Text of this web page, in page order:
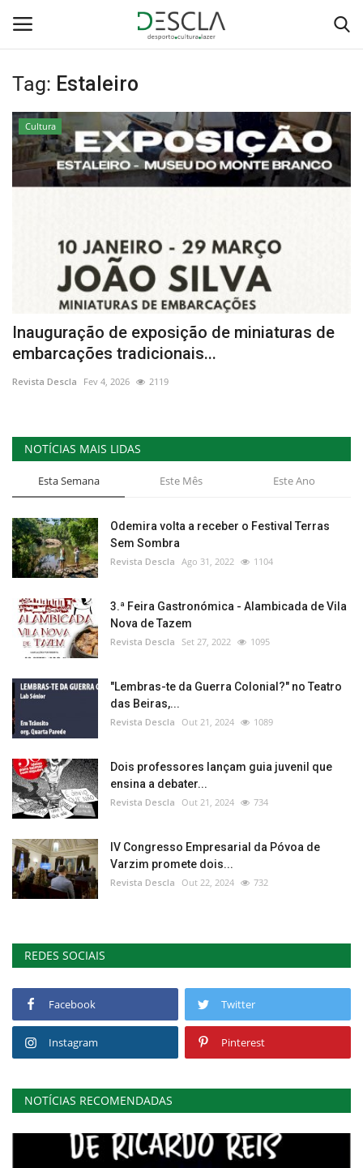
Login
Home
...by Descla
Contactos
Sobre Nós
Educação
Estatuto Editorial
Saúde
Ficha técnica
Cultura
Lazer
Ambiente
Tag: Estaleiro
Cultura
Inauguração de exposição de miniaturas de
embarcações tradicionais...
Revista Descla Fev 4, 2026 2119
NOTÍCIAS MAIS LIDAS
Esta Semana Este Mês Este Ano
Odemira volta a receber o Festival Terras
Sem Sombra
Revista Descla Ago 31, 2022 1104
3.ª Feira Gastronómica - Alambicada de Vila
Nova de Tazem
Revista Descla Set 27, 2022 1095
"Lembras-te da Guerra Colonial?" no Teatro
das Beiras,...
Revista Descla Out 21, 2024 1089
Dois professores lançam guia juvenil que
ensina a debater...
Revista Descla Out 21, 2024 734
IV Congresso Empresarial da Póvoa de
Varzim promete dois...
Revista Descla Out 22, 2024 732
REDES SOCIAIS
Facebook Twitter
Instagram Pinterest
NOTÍCIAS RECOMENDADAS